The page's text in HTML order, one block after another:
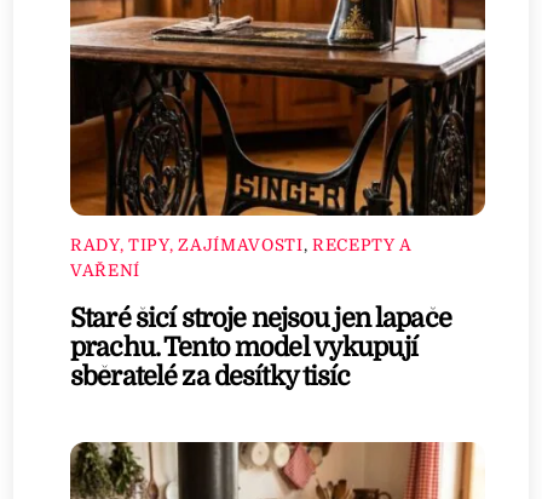
RADY, TIPY, ZAJÍMAVOSTI, RECEPTY A
VAŘENÍ
Staré šicí stroje nejsou jen lapače
prachu. Tento model vykupují
sběratelé za desítky tisíc